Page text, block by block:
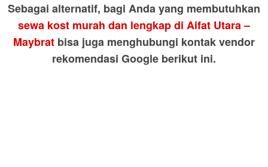
Sebagai alternatif, bagi Anda yang membutuhkan
sewa kost murah dan lengkap di Aifat Utara –
Maybrat bisa juga menghubungi kontak vendor
rekomendasi Google berikut ini.